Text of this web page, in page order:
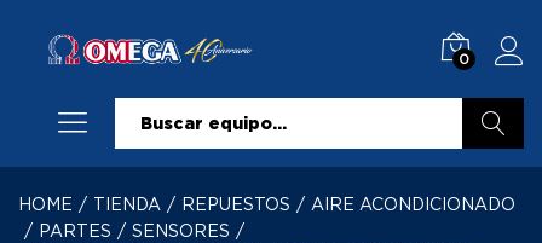
0
HOME / TIENDA / REPUESTOS / AIRE ACONDICIONADO
/ PARTES / SENSORES /